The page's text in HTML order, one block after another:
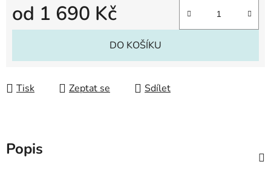
od 1 690 Kč
Měrná cena:
DO KOŠÍKU
Tisk Zeptat se Sdílet
Popis